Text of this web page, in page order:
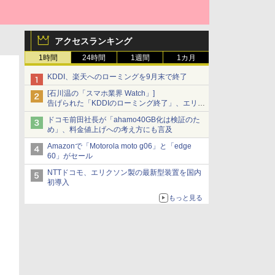
アクセスランキング
1時間 24時間 1週間 1カ月
KDDI、楽天へのローミングを9月末で終了
[石川温の「スマホ業界 Watch」]
告げられた「KDDIのローミング終了」、エリア
マップの落とし穴と楽天モバイルの課題
ドコモ前田社長が「ahamo40GB化は検証のた
め」、料金値上げへの考え方にも言及
Amazonで「Motorola moto g06」と「edge
60」がセール
NTTドコモ、エリクソン製の最新型装置を国内
初導入
もっと見る